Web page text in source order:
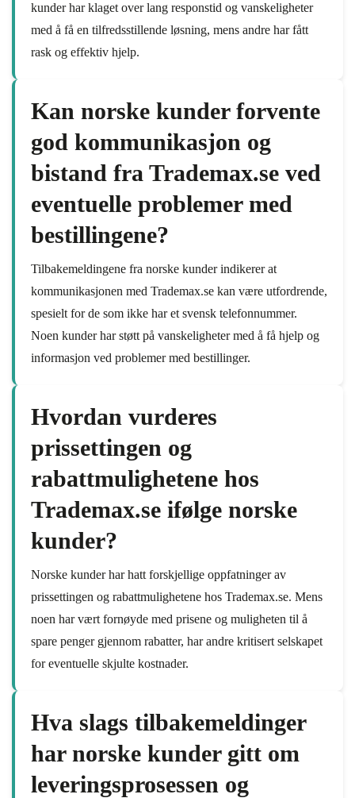
kunder har klaget over lang responstid og vanskeligheter
med å få en tilfredsstillende løsning, mens andre har fått
rask og effektiv hjelp.
Kan norske kunder forvente
god kommunikasjon og
bistand fra Trademax.se ved
eventuelle problemer med
bestillingene?
Tilbakemeldingene fra norske kunder indikerer at
kommunikasjonen med Trademax.se kan være utfordrende,
spesielt for de som ikke har et svensk telefonnummer.
Noen kunder har støtt på vanskeligheter med å få hjelp og
informasjon ved problemer med bestillinger.
Hvordan vurderes
prissettingen og
rabattmulighetene hos
Trademax.se ifølge norske
kunder?
Norske kunder har hatt forskjellige oppfatninger av
prissettingen og rabattmulighetene hos Trademax.se. Mens
noen har vært fornøyde med prisene og muligheten til å
spare penger gjennom rabatter, har andre kritisert selskapet
for eventuelle skjulte kostnader.
Hva slags tilbakemeldinger
har norske kunder gitt om
leveringsprosessen og